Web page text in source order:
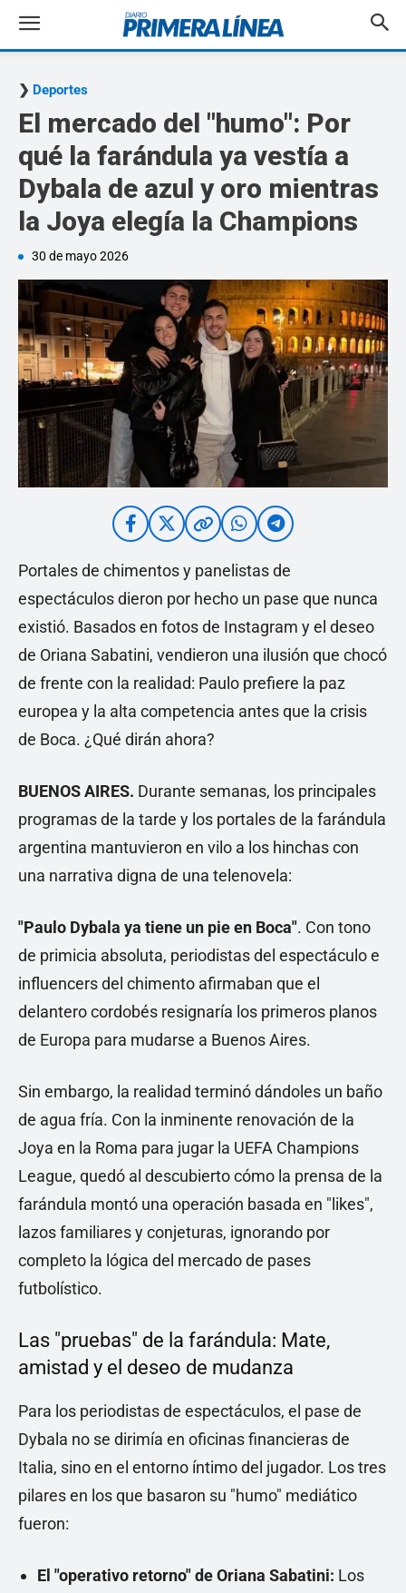
Deportes
El mercado del "humo": Por
qué la farándula ya vestía a
Dybala de azul y oro mientras
la Joya elegía la Champions
30 de mayo 2026
Portales de chimentos y panelistas de
espectáculos dieron por hecho un pase que nunca
existió. Basados en fotos de Instagram y el deseo
de Oriana Sabatini, vendieron una ilusión que chocó
de frente con la realidad: Paulo prefiere la paz
europea y la alta competencia antes que la crisis
de Boca. ¿Qué dirán ahora?
BUENOS AIRES. Durante semanas, los principales
programas de la tarde y los portales de la farándula
argentina mantuvieron en vilo a los hinchas con
una narrativa digna de una telenovela:
"Paulo Dybala ya tiene un pie en Boca". Con tono
de primicia absoluta, periodistas del espectáculo e
influencers del chimento afirmaban que el
delantero cordobés resignaría los primeros planos
de Europa para mudarse a Buenos Aires.
Sin embargo, la realidad terminó dándoles un baño
de agua fría. Con la inminente renovación de la
Joya en la Roma para jugar la UEFA Champions
League, quedó al descubierto cómo la prensa de la
farándula montó una operación basada en "likes",
lazos familiares y conjeturas, ignorando por
completo la lógica del mercado de pases
futbolístico.
Las "pruebas" de la farándula: Mate,
amistad y el deseo de mudanza
Para los periodistas de espectáculos, el pase de
Dybala no se dirimía en oficinas financieras de
Italia, sino en el entorno íntimo del jugador. Los tres
pilares en los que basaron su "humo" mediático
fueron:
El "operativo retorno" de Oriana Sabatini: Los